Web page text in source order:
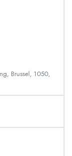
Brussel, 1050,